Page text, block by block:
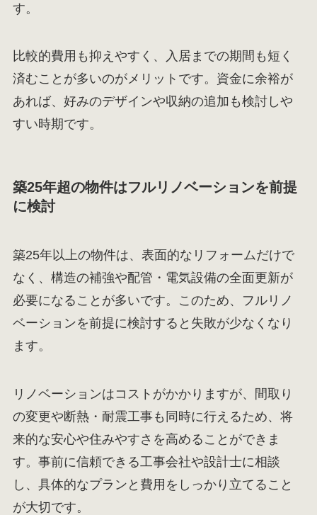
す。
比較的費用も抑えやすく、入居までの期間も短く
済むことが多いのがメリットです。資金に余裕が
あれば、好みのデザインや収納の追加も検討しや
すい時期です。
築25年超の物件はフルリノベーションを前提
に検討
築25年以上の物件は、表面的なリフォームだけで
なく、構造の補強や配管・電気設備の全面更新が
必要になることが多いです。このため、フルリノ
ベーションを前提に検討すると失敗が少なくなり
ます。
リノベーションはコストがかかりますが、間取り
の変更や断熱・耐震工事も同時に行えるため、将
来的な安心や住みやすさを高めることができま
す。事前に信頼できる工事会社や設計士に相談
し、具体的なプランと費用をしっかり立てること
が大切です。